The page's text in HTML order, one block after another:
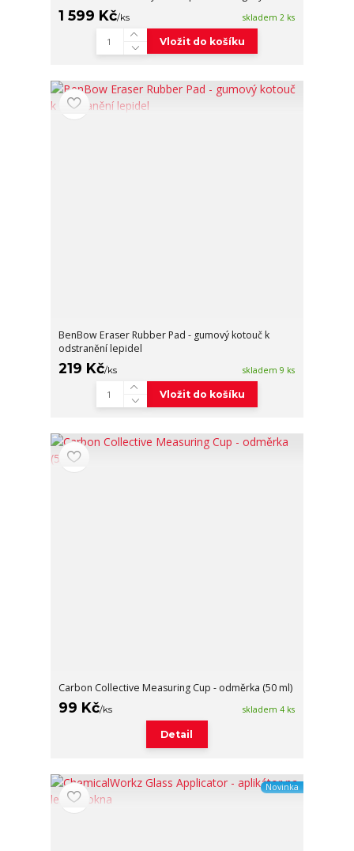
1 599 Kč/ks skladem 2 ks
Vložit do košíku
BenBow Eraser Rubber Pad - gumový kotouč k
odstranění lepidel
219 Kč/ks skladem 9 ks
Vložit do košíku
Carbon Collective Measuring Cup - odměrka (50 ml)
99 Kč/ks skladem 4 ks
Detail
Novinka